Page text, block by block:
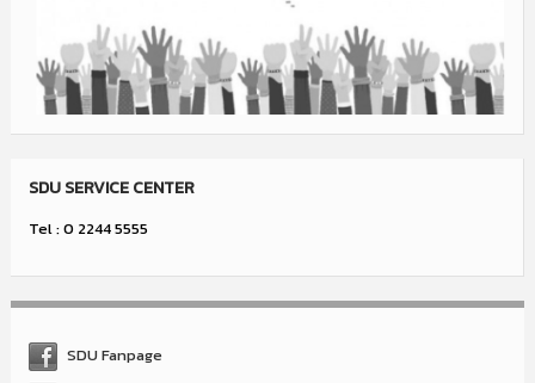
SDU SERVICE CENTER
Tel : 0 2244 5555
SDU Fanpage